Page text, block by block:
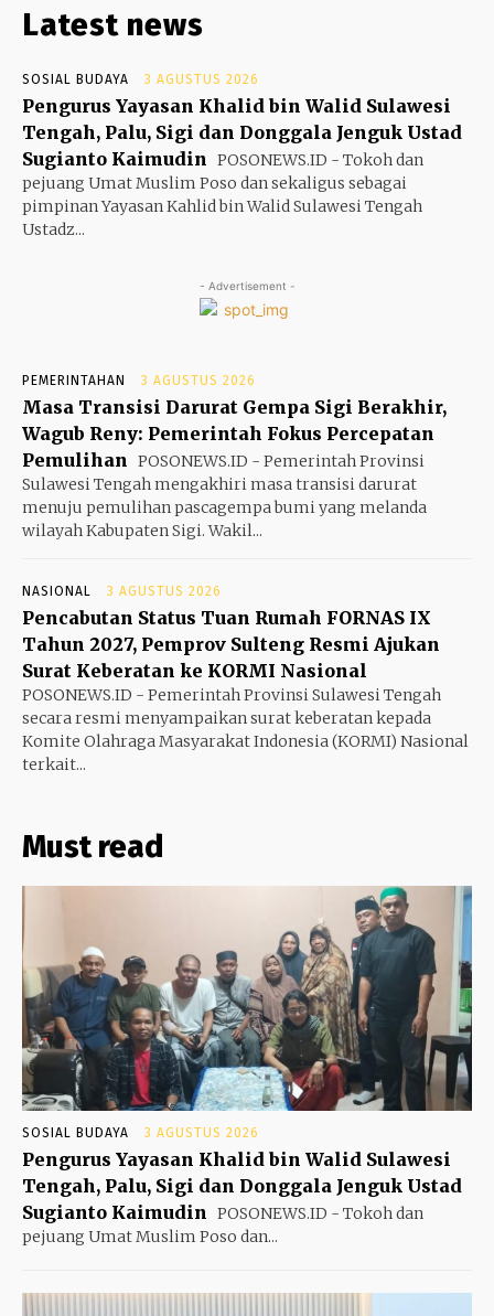
Latest news
SOSIAL BUDAYA 3 AGUSTUS 2026
Pengurus Yayasan Khalid bin Walid Sulawesi
Tengah, Palu, Sigi dan Donggala Jenguk Ustad
Sugianto Kaimudin POSONEWS.ID - Tokoh dan
pejuang Umat Muslim Poso dan sekaligus sebagai
pimpinan Yayasan Kahlid bin Walid Sulawesi Tengah
Ustadz...
- Advertisement -
PEMERINTAHAN 3 AGUSTUS 2026
Masa Transisi Darurat Gempa Sigi Berakhir,
Wagub Reny: Pemerintah Fokus Percepatan
Pemulihan POSONEWS.ID - Pemerintah Provinsi
Sulawesi Tengah mengakhiri masa transisi darurat
menuju pemulihan pascagempa bumi yang melanda
wilayah Kabupaten Sigi. Wakil...
NASIONAL 3 AGUSTUS 2026
Pencabutan Status Tuan Rumah FORNAS IX
Tahun 2027, Pemprov Sulteng Resmi Ajukan
Surat Keberatan ke KORMI Nasional
POSONEWS.ID - Pemerintah Provinsi Sulawesi Tengah
secara resmi menyampaikan surat keberatan kepada
Komite Olahraga Masyarakat Indonesia (KORMI) Nasional
terkait...
Must read
SOSIAL BUDAYA 3 AGUSTUS 2026
Pengurus Yayasan Khalid bin Walid Sulawesi
Tengah, Palu, Sigi dan Donggala Jenguk Ustad
Sugianto Kaimudin POSONEWS.ID - Tokoh dan
pejuang Umat Muslim Poso dan...